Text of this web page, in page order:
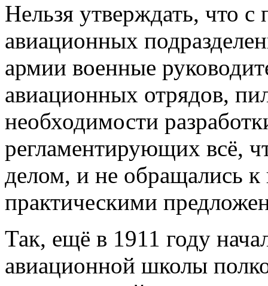
Нельзя утверждать, что
авиационных
армии военные
авиационных отрядов,
необходимости
регламентирующих всё,
делом, и не обращались
практическими
Так, ещё в 1911 году
авиационной школы